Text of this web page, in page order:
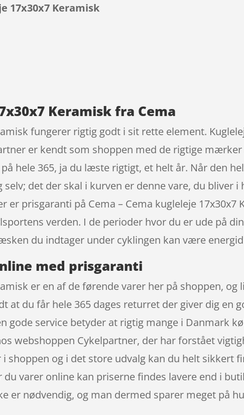
17x30x7 Keramisk
Keramisk fra Cema
fungerer rigtig godt i sit rette element.
er kendt som shoppen med de rigtige
hele 365, ja du læste rigtigt, et helt år. Når den
det der skal i kurven er denne vare, du bliver
er prisgaranti på Cema – Cema kugleleje 17x30x7
verden. I de perioder hvor du er ude på
du indtager under cyklingen kan være
med prisgaranti
er en af de førende varer her på shoppen,
at du får hele 365 dages returret der giver dig en
gode service betyder at rigtig mange i Danmark
webshoppen Cykelpartner, der har forstået
shoppen og i det store udvalg kan du helt sikkert
varer online kan priserne findes lavere end i
er nødvendig, og man dermed sparer meget på